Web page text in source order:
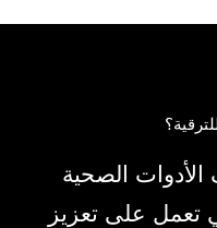
الأدوات الصحية
تعمل على تعزيز